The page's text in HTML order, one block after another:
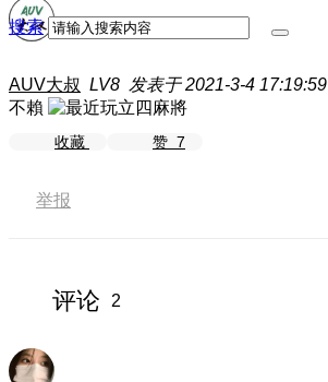
搜索
AUV大叔 LV8 发表于 2021-3-4 17:19:59
不賴
收藏 赞 7
举报
评论 2